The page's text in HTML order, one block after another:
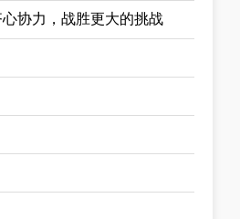
协力，战胜更大的挑战